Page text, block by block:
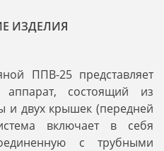
ИЗДЕЛИЯ
ППВ-25 представляет
аппарат, состоящий из
и двух крышек (передней
включает в себя
с трубными